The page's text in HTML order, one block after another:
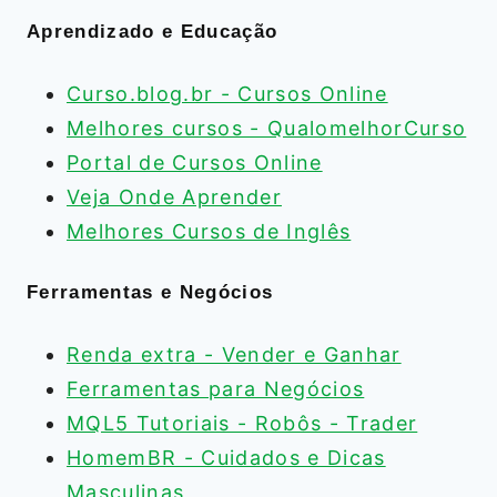
Aprendizado e Educação
Curso.blog.br - Cursos Online
Melhores cursos - QualomelhorCurso
Portal de Cursos Online
Veja Onde Aprender
Melhores Cursos de Inglês
Ferramentas e Negócios
Renda extra - Vender e Ganhar
Ferramentas para Negócios
MQL5 Tutoriais - Robôs - Trader
HomemBR - Cuidados e Dicas
Masculinas